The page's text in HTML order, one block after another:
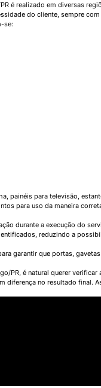
é realizado em diversas
do cliente, sempre
se:
painéis para televisão,
para uso da maneira
durante a execução do
reduzindo a
garantir que portas,
PR, é natural querer
diferença no resultado final.